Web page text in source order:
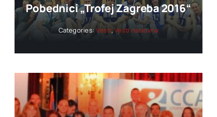
Pobednici „trofej Zagreba 2016“
Categories:Vesti,Vesti naslovna